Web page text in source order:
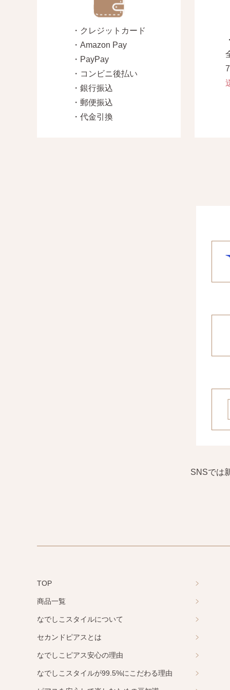
・クレジットカード
・Amazon Pay
・PayPay
・コンビニ後払い
・銀行振込
・郵便振込
・代金引換
SNSでは
TOP
商品一覧
なでしこスタイルについて
セカンドピアスとは
なでしこピアス安心の理由
なでしこスタイルが99.5%にこだわる理由